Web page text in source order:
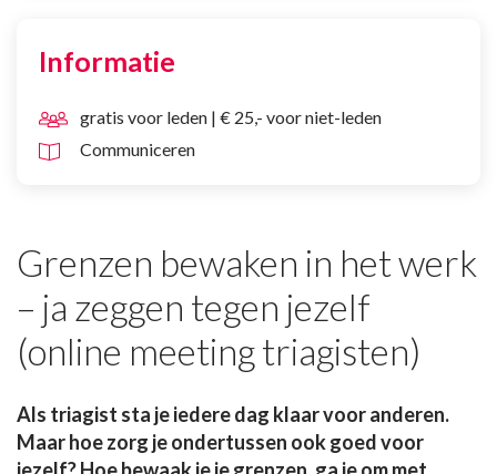
Grenzen bewaken in het werk
– ja zeggen tegen jezelf
(online meeting triagisten)
Als triagist sta je iedere dag klaar voor anderen.
Maar hoe zorg je ondertussen ook goed voor
Informatie
gratis voor leden | € 25,- voor niet-leden
Communiceren